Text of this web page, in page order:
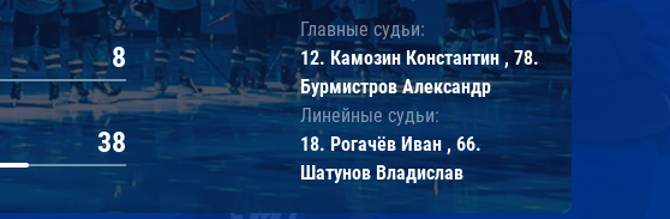
8
38
Главные судьи:
12. Камозин Константин , 78.
Бурмистров Александр
Линейные судьи:
18. Рогачёв Иван , 66.
Шатунов Владислав